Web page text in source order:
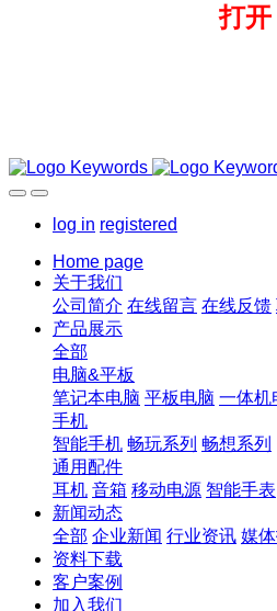
打开
log in registered
Home page
关于我们
公司简介 在线留言 在线反馈
产品展示
全部
电脑&平板
笔记本电脑 平板电脑 一体机
手机
智能手机 畅玩系列 畅想系列
通用配件
耳机 音箱 移动电源 智能手表
新闻动态
全部 企业新闻 行业资讯 媒
资料下载
客户案例
加入我们